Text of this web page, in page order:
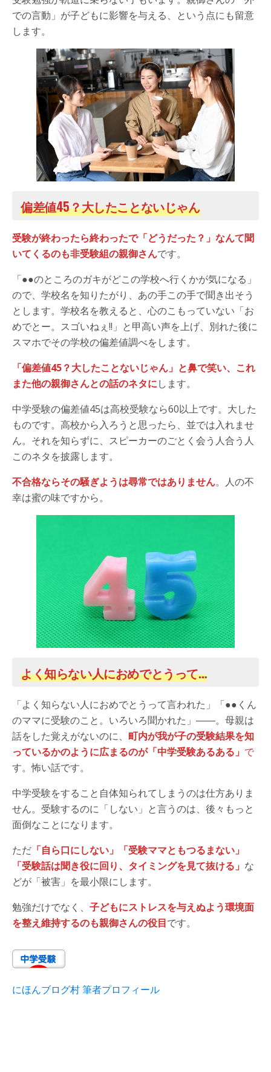
での言動」が子どもに影響を与える、という点にも留意
します。
偏差値45？大したことないじゃん
受験が終わったら終わったで「どうだった？」なんて聞
いてくるのも非受験組の親御さんです。
「●●のところのガキがどこの学校へ行くかが気になる」
ので、学校名を知りたがり、あの手この手で聞き出そう
とします。学校名を教えると、心のこもっていない「お
めでとー。スゴいねぇ!!」と甲高い声を上げ、別れた後に
スマホでその学校の偏差値調べをします。
「偏差値45？大したことないじゃん」と鼻で笑い、これ
また他の親御さんとの話のネタにします。
中学受験の偏差値45は高校受験なら60以上です。大した
ものです。高校から入ろうと思ったら、並では入れませ
ん。それを知らずに、スピーカーのごとく会う人合う人
このネタを披露します。
不合格ならその騒ぎようは尋常ではありません。人の不
幸は蜜の味ですから。
よく知らない人におめでとうって…
「よく知らない人におめでとうって言われた」「●●くん
のママに受験のこと。いろいろ聞かれた」――。母親は
話をした覚えがないのに、 町内が我が子の受験結果を知
っているかのように広まるのが「中学受験あるある」 で
す。怖い話です。
中学受験をすること自体知られてしまうのは仕方ありま
せん。受験するのに「しない」と言うのは、後々もっと
面倒なことになります。
ただ 「自ら口にしない」「受験ママともつるまない」
「受験話は聞き役に回り、タイミングを見て抜ける」 な
どが「被害」を最小限にします。
勉強だけでなく、 子どもにストレスを与えぬよう環境面
を整え維持するのも親御さんの役目です。
にほんブログ村 筆者プロフィール